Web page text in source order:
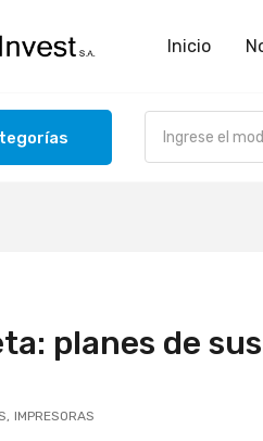
Inicio
planes de
IMPRESORAS